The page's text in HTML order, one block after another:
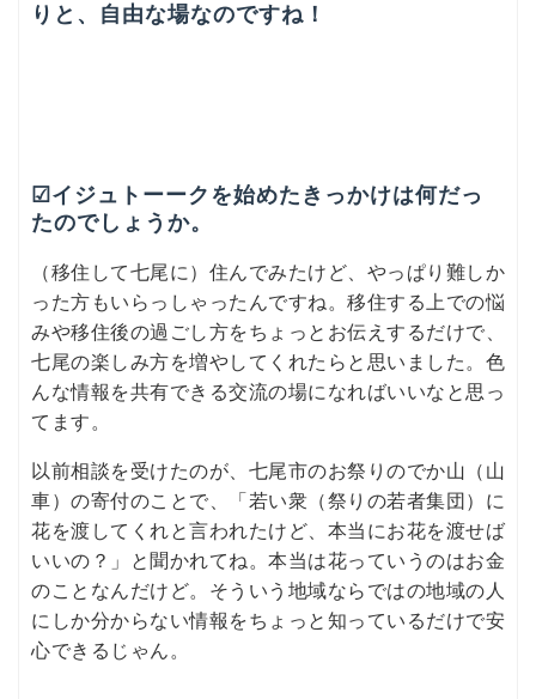
りと、自由な場なのですね！
☑イジュトーークを始めたきっかけは何だっ
たのでしょうか。
（移住して七尾に）住んでみたけど、やっぱり難しか
った方もいらっしゃったんですね。移住する上での悩
みや移住後の過ごし方をちょっとお伝えするだけで、
七尾の楽しみ方を増やしてくれたらと思いました。色
んな情報を共有できる交流の場になればいいなと思っ
てます。
以前相談を受けたのが、七尾市のお祭りのでか山（山
車）の寄付のことで、「若い衆（祭りの若者集団）に
花を渡してくれと言われたけど、本当にお花を渡せば
いいの？」と聞かれてね。本当は花っていうのはお金
のことなんだけど。そういう地域ならではの地域の人
にしか分からない情報をちょっと知っているだけで安
心できるじゃん。